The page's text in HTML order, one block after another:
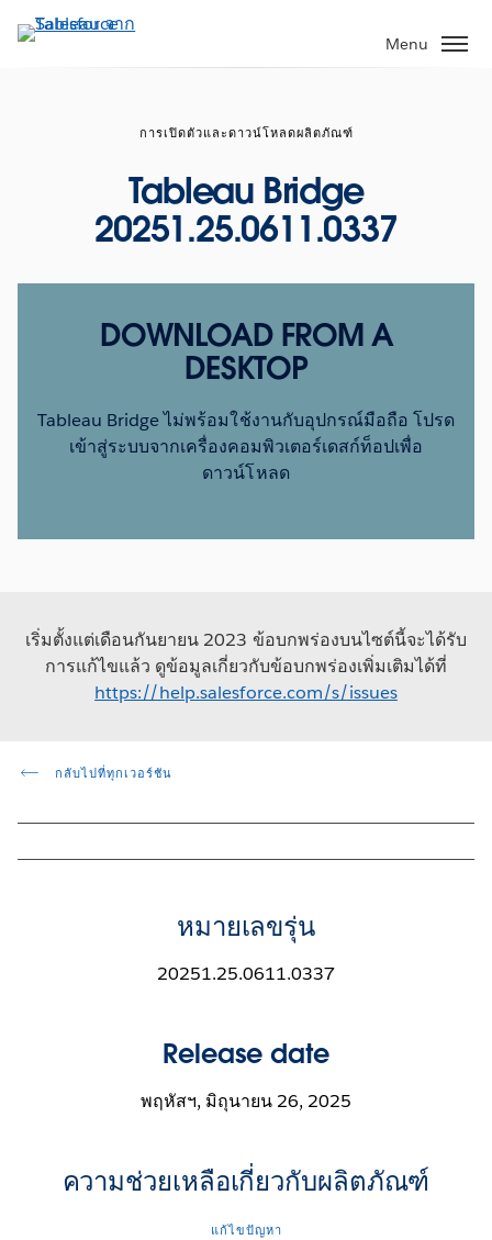
ไป
Menu
การเปิดตัวและดาวน์โหลดผลิตภัณฑ์
Tableau Bridge
20251.25.0611.0337
DOWNLOAD FROM A
DESKTOP
Tableau Bridge ไม่พร้อมใช้งานกับอุปกรณ์มือถือ โปรด
เข้าสู่ระบบจากเครื่องคอมพิวเตอร์เดสก์ท็อปเพื่อ
ดาวน์โหลด
เริ่มตั้งแต่เดือนกันยายน 2023 ข้อบกพร่องบนไซต์นี้จะได้รับ
การแก้ไขแล้ว ดูข้อมูลเกี่ยวกับข้อบกพร่องเพิ่มเติมได้ที่
https://help.salesforce.com/s/issues
กลับไปที่ทุกเวอร์ชัน
หมายเลขรุ่น
20251.25.0611.0337
Release date
พฤหัสฯ, มิถุนายน 26, 2025
ความช่วยเหลือเกี่ยวกับผลิตภัณฑ์
แก้ไขปัญหา